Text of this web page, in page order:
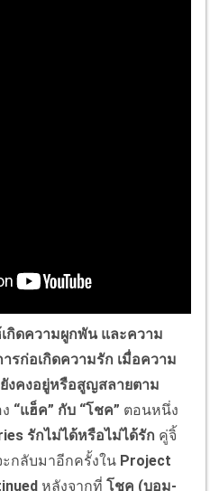
กิดความผูกพัน และความ
รก่อเกิดความรัก เมื่อความ
งคงอยู่หรือสูญสลายตาม
“แฮ็ค” กับ “โชค” ตอนหนึ่ง
รักไม่ได้หรือไม่ได้รัก คู่จิ้
กลับมาอีกครั้งใน Project
หลังจากที่ โชค (บอม-